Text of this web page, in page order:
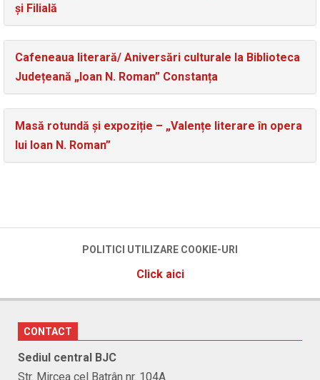
și Filială
Cafeneaua literară/ Aniversări culturale la Biblioteca
Județeană „Ioan N. Roman” Constanța
Masă rotundă și expoziție – „Valențe literare în opera
lui Ioan N. Roman”
POLITICI UTILIZARE COOKIE-URI
Click aici
CONTACT
Sediul central BJC
Str. Mircea cel Batrân nr. 104A